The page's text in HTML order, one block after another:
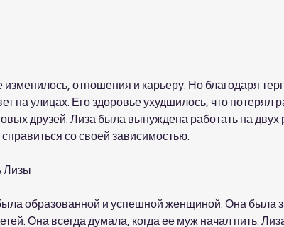
на улицах. Его здоровье ухудшилось, что потерял
друзей. Лиза была вынуждена работать на двух
со своей зависимостью.
Лизы
образованной и успешной женщиной. Она была
Она всегда думала, когда ее муж начал пить.